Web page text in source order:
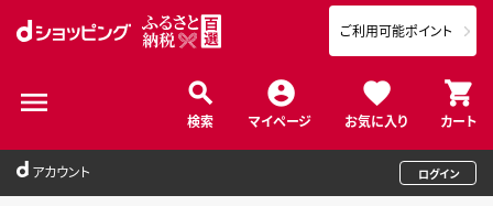
検索 マイページ お気に入り カート
ご利用可能ポイント
アカウント ログイン